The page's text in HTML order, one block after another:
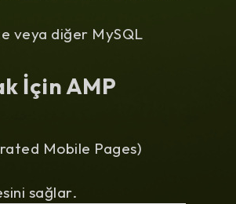
veya diğer MySQL
İçin AMP
Mobile Pages)
sağlar.